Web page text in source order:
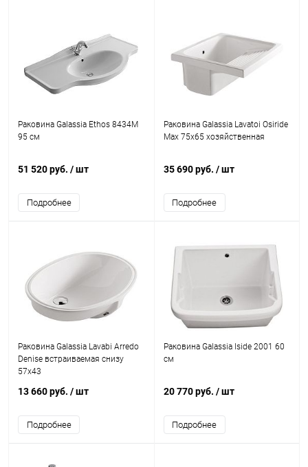
Раковина Galassia Ethos 8434M
95 см
51 520 руб. / шт
Подробнее
Раковина Galassia Lavatoi Osiride
Max 75x65 хозяйственная
35 690 руб. / шт
Подробнее
Раковина Galassia Lavabi Arredo
Denise встраиваемая снизу
57x43
13 660 руб. / шт
Подробнее
Раковина Galassia Iside 2001 60
см
20 770 руб. / шт
Подробнее